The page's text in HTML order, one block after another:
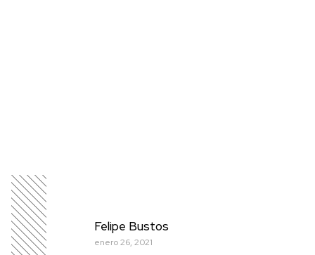
Felipe Bustos
enero 26, 2021